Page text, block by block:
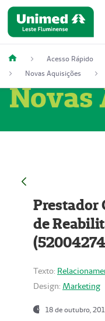
Acesso Rápido
Novas Aquisições
Novas
Prestador
de
Texto:
Design: Marketing
18 de outubro,